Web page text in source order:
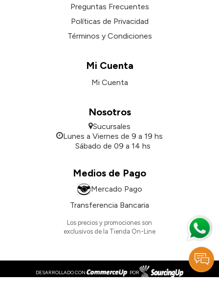
Preguntas Frecuentes
Políticas de Privacidad
Términos y Condiciones
Mi Cuenta
Mi Cuenta
Nosotros
Sucursales
Lunes a Viernes de 9 a 19 hs
Sábado de 09 a 14 hs
Medios de Pago
Mercado Pago
Transferencia Bancaria
Los precios y promociones son
exclusivos de la Tienda On-Line
DESARROLLADO CON POR